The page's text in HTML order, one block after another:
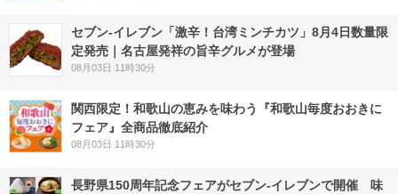
セブン-イレブン「激辛！台湾ミンチカツ」8月4日数量限
定発売｜名古屋発祥の旨辛グルメが登場
08月03日 11時30分
関西限定！和歌山の恵みを味わう『和歌山毎度おおきに
フェア』全商品徹底紹介
08月03日 11時30分
長野県150周年記念フェアがセブン-イレブンで開催 味